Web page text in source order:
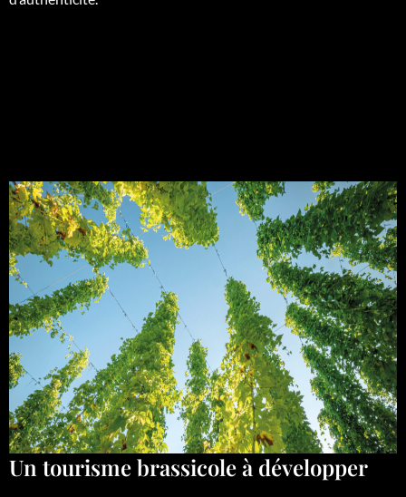
Un tourisme brassicole à développer